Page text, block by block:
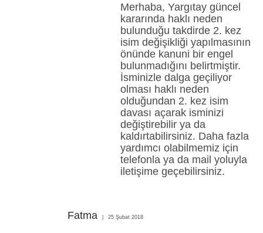
Merhaba, Yargıtay güncel
kararında haklı neden
bulunduğu takdirde 2. kez
isim değişikliği yapılmasının
önünde kanuni bir engel
bulunmadığını belirtmiştir.
İsminizle dalga geçiliyor
olması haklı neden
olduğundan 2. kez isim
davası açarak isminizi
değiştirebilir ya da
kaldırtabilirsiniz. Daha fazla
yardımcı olabilmemiz için
telefonla ya da mail yoluyla
iletişime geçebilirsiniz.
Fatma 25 Şubat 2018